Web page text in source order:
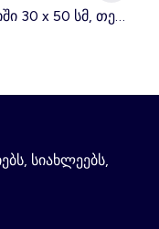
ბალიში 30 x 50 სმ, თეთრი
სიახლეებს,